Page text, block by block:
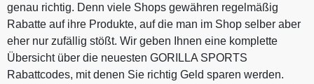
genau richtig. Denn viele Shops gewähren regelmäßig
Rabatte auf ihre Produkte, auf die man im Shop selber aber
eher nur zufällig stößt. Wir geben Ihnen eine komplette
Übersicht über die neuesten GORILLA SPORTS
Rabattcodes, mit denen Sie richtig Geld sparen werden.